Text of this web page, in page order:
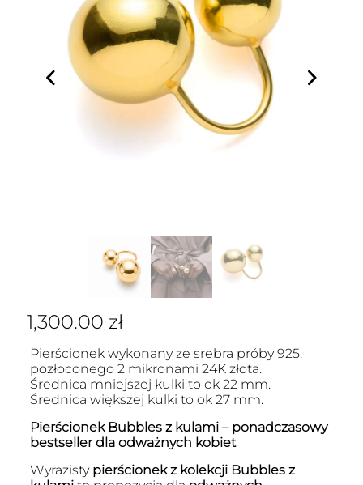
1,300.00 zł
Pierścionek wykonany ze srebra próby 925,
pozłoconego 2 mikronami 24K złota.
Średnica mniejszej kulki to ok 22 mm.
Średnica większej kulki to ok 27 mm.
Pierścionek Bubbles z kulami – ponadczasowy
bestseller dla odważnych kobiet
Wyrazisty pierścionek z kolekcji Bubbles z